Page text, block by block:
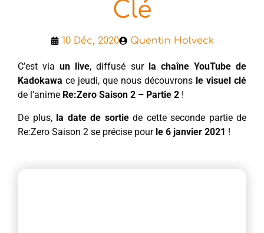
Clé
10 Déc, 2020 Quentin Holveck
C’est viaun live, diffusé sur la chaîne YouTube de
Kadokawa ce jeudi, que nous découvrons le visuel clé
de l’anime Re:Zero Saison 2 – Partie 2 !
De plus, la date de sortiede cette seconde partie de
Re:Zero Saison 2 se précise pour le 6 janvier 2021 !